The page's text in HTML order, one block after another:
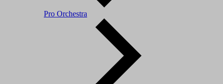
Pro Orchestra